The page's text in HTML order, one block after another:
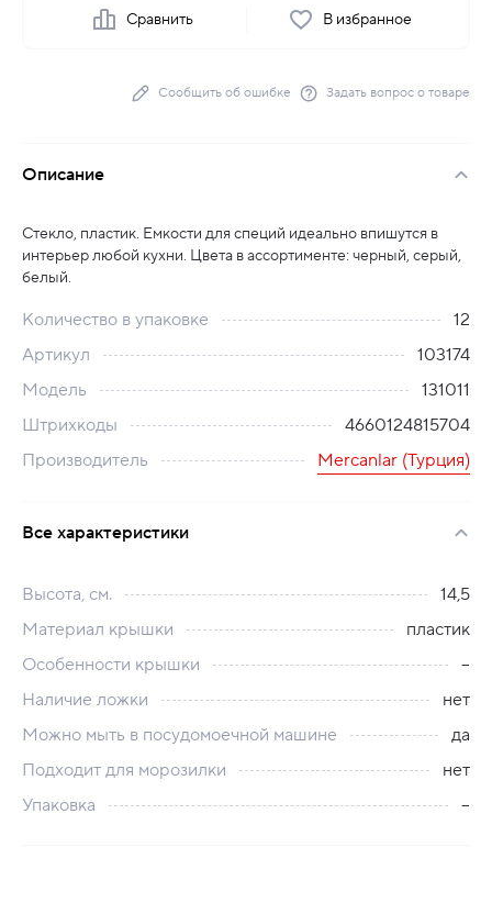
Сравнить В избранное
Сообщить об ошибке Задать вопрос о товаре
Описание
Стекло, пластик. Емкости для специй идеально впишутся в
интерьер любой кухни. Цвета в ассортименте: черный, серый,
белый.
Количество в упаковке
12
Артикул
103174
Модель
131011
Штрихкоды
4660124815704
Производитель
Mercanlar (Турция)
Все характеристики
Высота, см.
14,5
Материал крышки
пластик
Особенности крышки
--
Наличие ложки
нет
Можно мыть в посудомоечной машине
да
Подходит для морозилки
нет
Упаковка
--